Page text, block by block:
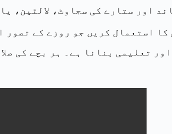
اور ستارے کی سجاوٹ، لالٹین،
استعمال کریں جو روزے کے تصور
تعلیمی بنانا ہے۔ ہر بچے کی